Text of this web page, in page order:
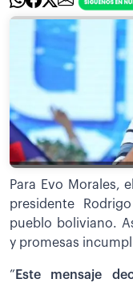
Para Evo Morales,
presidente
pueblo boliviano.
y promesas
” Este mensaje